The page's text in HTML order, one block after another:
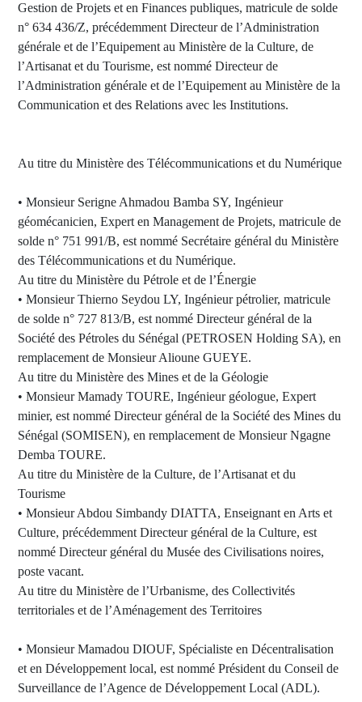
Gestion de Projets et en Finances publiques, matricule de solde
n° 634 436/Z, précédemment Directeur de l’Administration
générale et de l’Equipement au Ministère de la Culture, de
l’Artisanat et du Tourisme, est nommé Directeur de
l’Administration générale et de l’Equipement au Ministère de la
Communication et des Relations avec les Institutions.
Au titre du Ministère des Télécommunications et du Numérique
• Monsieur Serigne Ahmadou Bamba SY, Ingénieur
géomécanicien, Expert en Management de Projets, matricule de
solde n° 751 991/B, est nommé Secrétaire général du Ministère
des Télécommunications et du Numérique.
Au titre du Ministère du Pétrole et de l’Énergie
• Monsieur Thierno Seydou LY, Ingénieur pétrolier, matricule
de solde n° 727 813/B, est nommé Directeur général de la
Société des Pétroles du Sénégal (PETROSEN Holding SA), en
remplacement de Monsieur Alioune GUEYE.
Au titre du Ministère des Mines et de la Géologie
• Monsieur Mamady TOURE, Ingénieur géologue, Expert
minier, est nommé Directeur général de la Société des Mines du
Sénégal (SOMISEN), en remplacement de Monsieur Ngagne
Demba TOURE.
Au titre du Ministère de la Culture, de l’Artisanat et du
Tourisme
• Monsieur Abdou Simbandy DIATTA, Enseignant en Arts et
Culture, précédemment Directeur général de la Culture, est
nommé Directeur général du Musée des Civilisations noires,
poste vacant.
Au titre du Ministère de l’Urbanisme, des Collectivités
territoriales et de l’Aménagement des Territoires
• Monsieur Mamadou DIOUF, Spécialiste en Décentralisation
et en Développement local, est nommé Président du Conseil de
Surveillance de l’Agence de Développement Local (ADL).